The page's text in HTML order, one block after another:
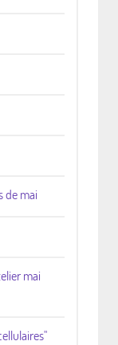
de mai
mai